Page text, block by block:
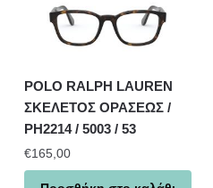
POLO RALPH LAUREN
ΣΚΕΛΕΤΟΣ ΟΡΑΣΕΩΣ /
PH2214 / 5003 / 53
€165,00